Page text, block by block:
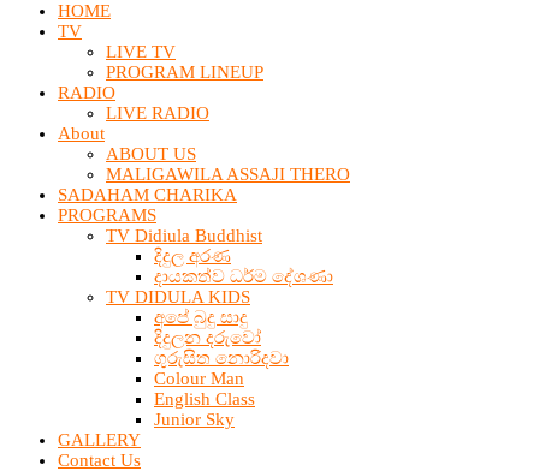
HOME
TV
LIVE TV
PROGRAM LINEUP
RADIO
LIVE RADIO
About
ABOUT US
MALIGAWILA ASSAJI THERO
SADAHAM CHARIKA
PROGRAMS
TV Didiula Buddhist
දිදුල අරණ
දායකත්ව ධර්ම දේශණා
TV DIDULA KIDS
අපේ බුදු සාදු
දිදුලන දරුවෝ
ගුරුසිත නොරිදවා
Colour Man
English Class
Junior Sky
GALLERY
Contact Us